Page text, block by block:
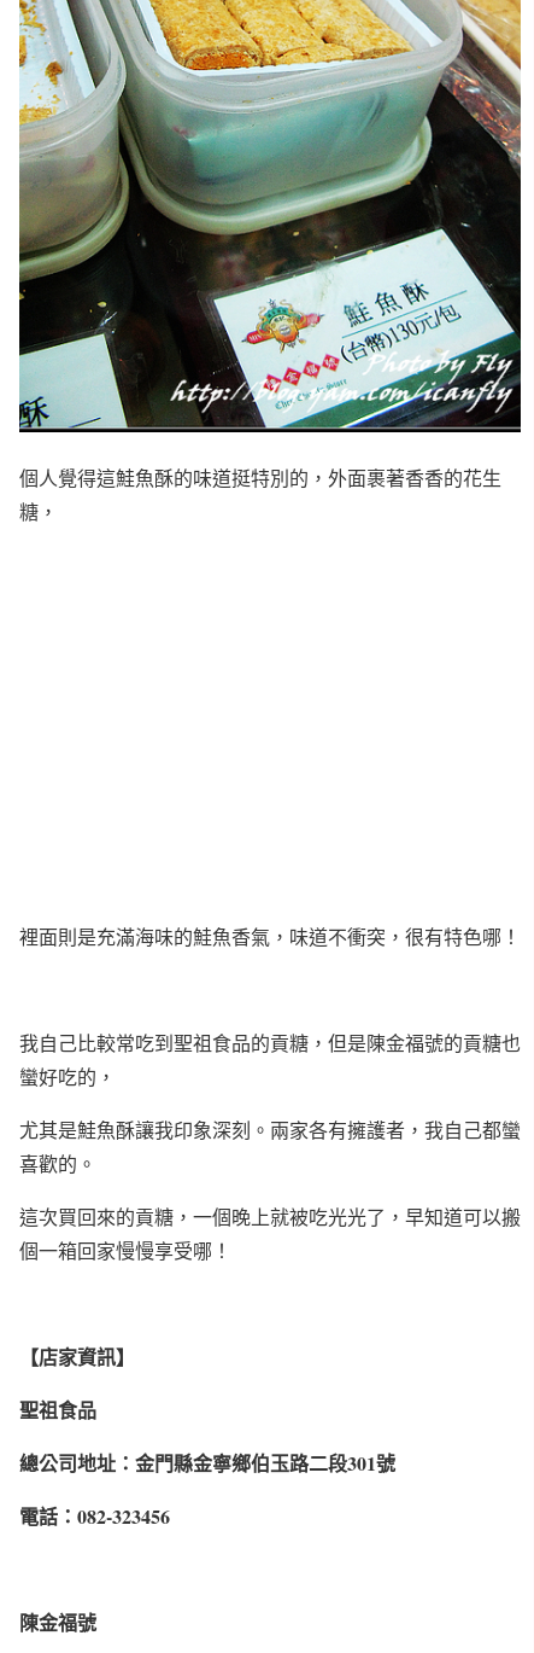
個人覺得這鮭魚酥的味道挺特別的，外面裹著香香的花生
糖，
裡面則是充滿海味的鮭魚香氣，味道不衝突，很有特色哪！
我自己比較常吃到聖祖食品的貢糖，但是陳金福號的貢糖也
蠻好吃的，
尤其是鮭魚酥讓我印象深刻。兩家各有擁護者，我自己都蠻
喜歡的。
這次買回來的貢糖，一個晚上就被吃光光了，早知道可以搬
個一箱回家慢慢享受哪！
【店家資訊】
聖祖食品
總公司地址：金門縣金寧鄉伯玉路二段301號
電話：082-323456
陳金福號